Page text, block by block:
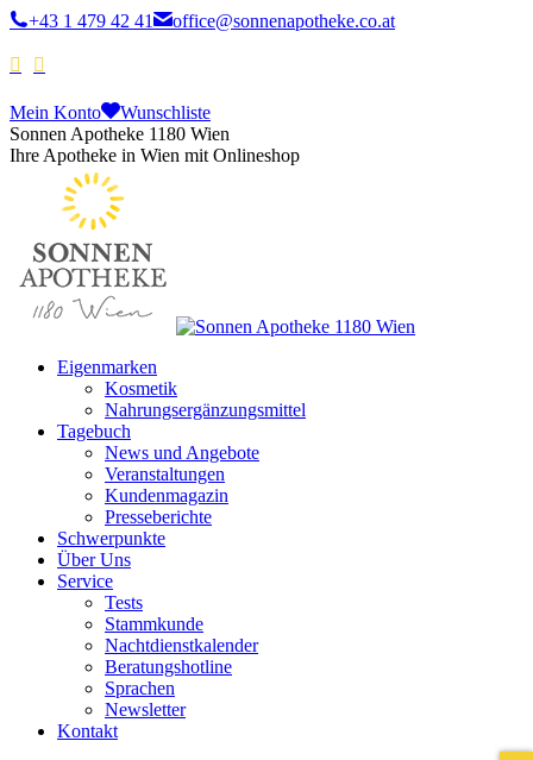
+43 1 479 42 41 office@sonnenapotheke.co.at
Mein Konto
Wunschliste
Sonnen Apotheke 1180 Wien
Ihre Apotheke in Wien mit Onlineshop
Eigenmarken
Kosmetik
Nahrungsergänzungsmittel
Tagebuch
News und Angebote
Veranstaltungen
Kundenmagazin
Presseberichte
Schwerpunkte
Über Uns
Service
Tests
Stammkunde
Nachtdienstkalender
Beratungshotline
Sprachen
Newsletter
Kontakt